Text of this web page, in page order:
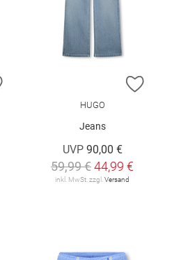
ZUR WUNSCHLISTE HINZUFÜGEN
ZUR
HUGO
Jeans
UVP 90,00 €
59,99 €44,99 €
inkl. MwSt. zzgl.Versand